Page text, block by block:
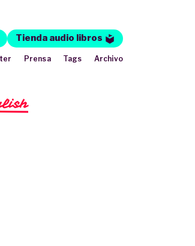
Tienda audio libros
Prensa Tags Archivo